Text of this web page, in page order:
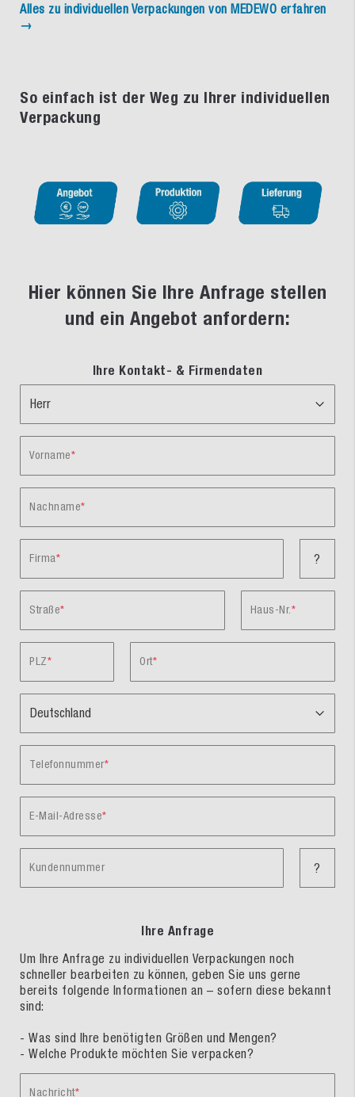
Alles zu individuellen Verpackungen von MEDEWO erfahren
→
So einfach ist der Weg zu Ihrer individuellen
Verpackung
Hier können Sie Ihre Anfrage stellen
und ein Angebot anfordern:
Ihre Kontakt- & Firmendaten
Vorname
Nachname
Firma ?
Straße Haus-Nr.
PLZ Ort
Telefonnummer
E-Mail-Adresse
Kundennummer ?
Ihre Anfrage
Um Ihre Anfrage zu individuellen Verpackungen noch
schneller bearbeiten zu können, geben Sie uns gerne
bereits folgende Informationen an – sofern diese bekannt
sind:
- Was sind Ihre benötigten Größen und Mengen?
- Welche Produkte möchten Sie verpacken?
Nachricht